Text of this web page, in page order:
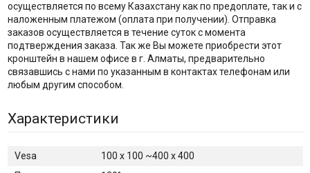
осуществляется по всему Казахстану как по предоплате, так и с
наложенным платежом (оплата при получении). Отправка
заказов осуществляется в течение суток с момента
подтверждения заказа. Так же Вы можете приобрести этот
кронштейн в нашем офисе в г. Алматы, предварительно
связавшись с нами по указанным в контактах телефонам или
любым другим способом.
Характеристики
Vesa
100 х 100 ~400 x 400